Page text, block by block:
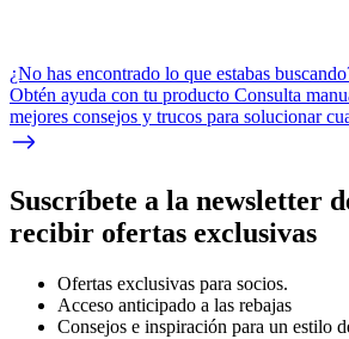
¿No has encontrado lo que estabas
Obtén ayuda con tu producto Consulta
mejores consejos y trucos para solucionar
Suscríbete a la newsletter
recibir ofertas exclusivas
Ofertas exclusivas para socios.
Acceso anticipado a las rebajas
Consejos e inspiración para un estilo